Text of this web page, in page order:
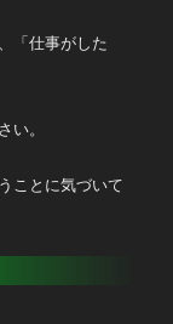
「仕事がした
い。
ことに気づいて